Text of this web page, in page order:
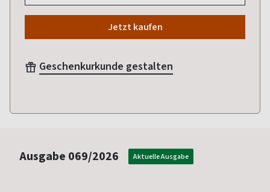
Jetzt kaufen
Geschenkurkunde gestalten
Ausgabe 069/2026 Aktuelle Ausgabe